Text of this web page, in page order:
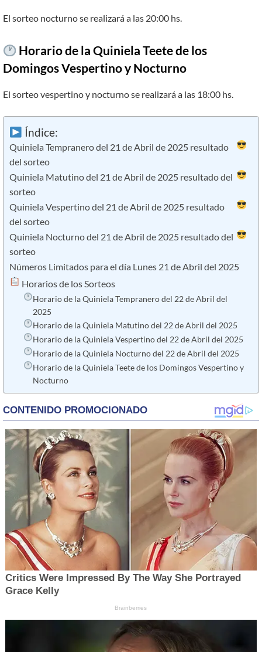
El sorteo nocturno se realizará a las 20:00 hs.
Horario de la Quiniela Teete de los
Domingos Vespertino y Nocturno
El sorteo vespertino y nocturno se realizará a las 18:00 hs.
Índice:
Quiniela Tempranero del 21 de Abril de 2025 resultado
del sorteo
Quiniela Matutino del 21 de Abril de 2025 resultado del
sorteo
Quiniela Vespertino del 21 de Abril de 2025 resultado
del sorteo
Quiniela Nocturno del 21 de Abril de 2025 resultado del
sorteo
Números Limitados para el día Lunes 21 de Abril del 2025
​ Horarios de los Sorteos
Horario de la Quiniela Tempranero del 22 de Abril del
2025
Horario de la Quiniela Matutino del 22 de Abril del 2025
Horario de la Quiniela Vespertino del 22 de Abril del 2025
Horario de la Quiniela Nocturno del 22 de Abril del 2025
Horario de la Quiniela Teete de los Domingos Vespertino y
Nocturno